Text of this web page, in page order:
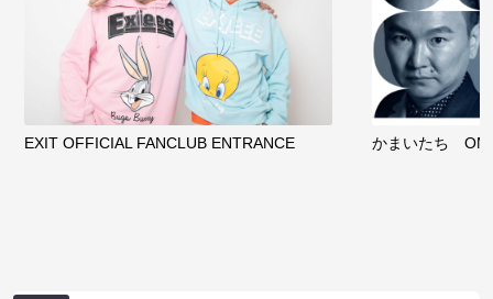
EXIT OFFICIAL FANCLUB ENTRANCE かまいたち